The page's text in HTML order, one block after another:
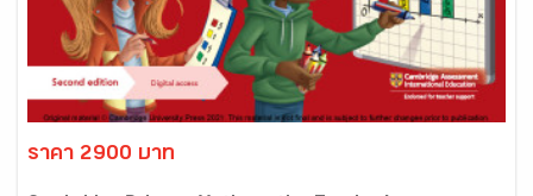
ราคา 2900 บาท